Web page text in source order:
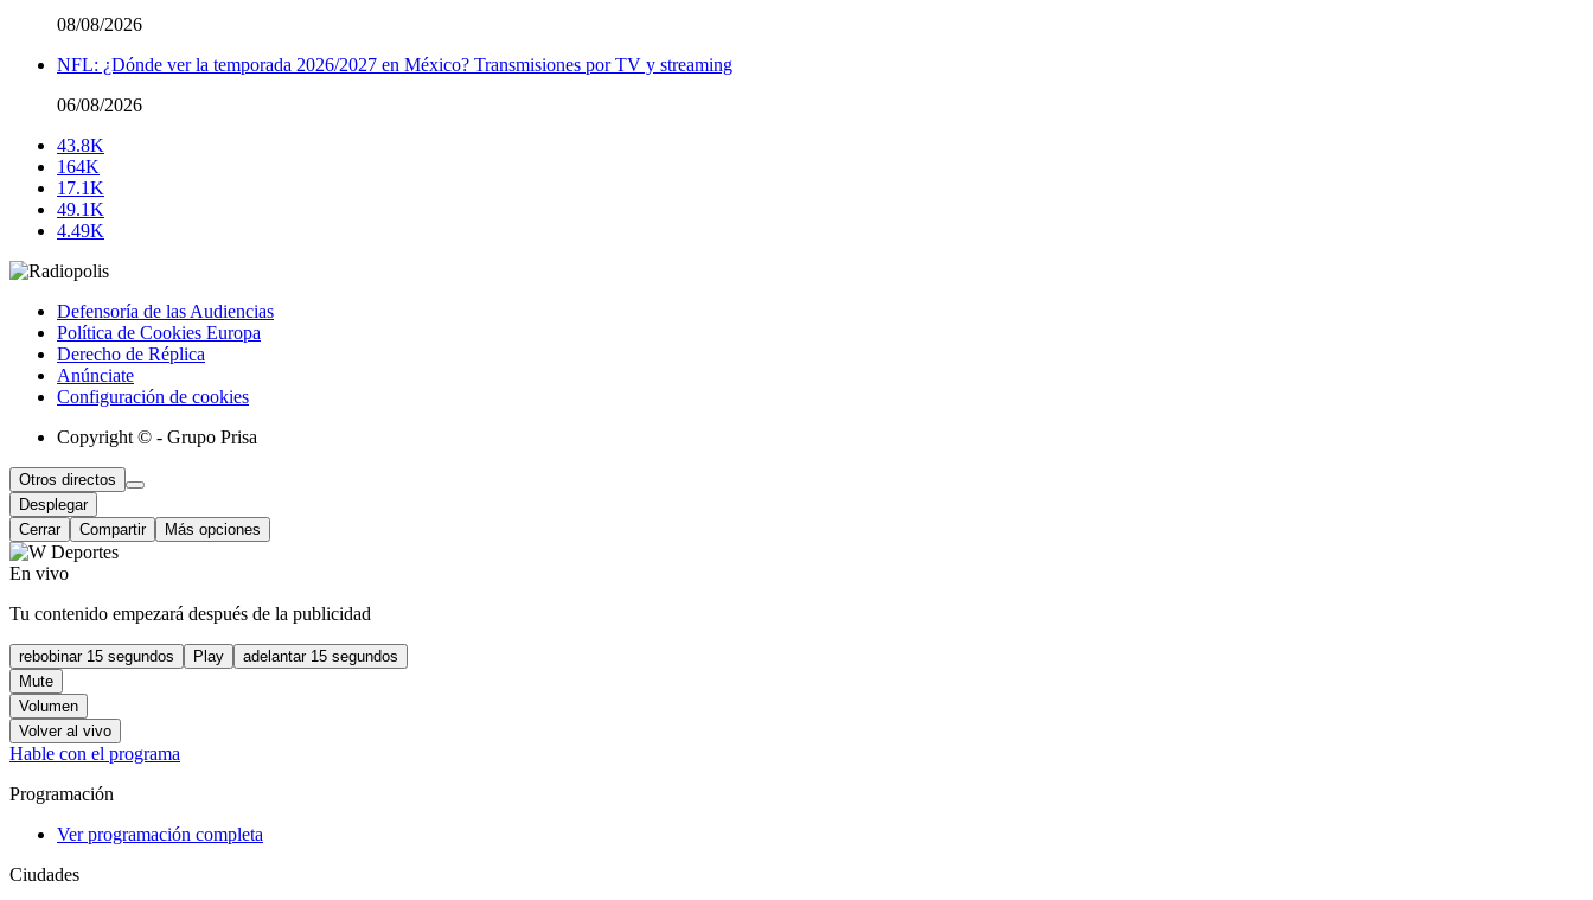
08/08/2026
NFL: ¿Dónde ver la temporada 2026/2027 en México? Transmisiones por TV y streaming
06/08/2026
43.8K
164K
17.1K
49.1K
4.49K
Defensoría de las Audiencias
Política de Cookies Europa
Derecho de Réplica
Anúnciate
Configuración de cookies
Copyright © - Grupo Prisa
Otros directos
Desplegar
Cerrar
Compartir Más opciones
En vivo
Tu contenido empezará después de la publicidad
rebobinar 15 segundos Play
adelantar 15 segundos
Mute
Volumen
Volver al vivo
Hable con el programa
Programación
Ver programación completa
Ciudades